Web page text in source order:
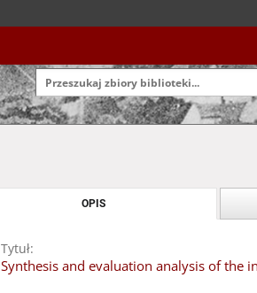
OPIS
Tytuł:
Synthesis and evaluation analysis of